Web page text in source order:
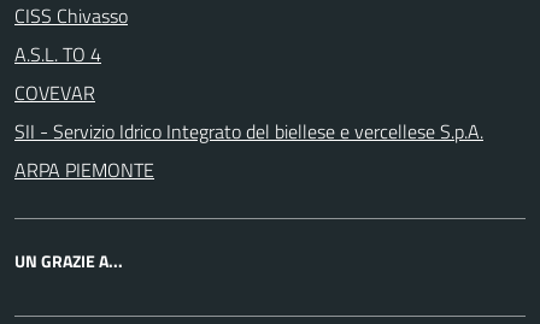
CISS Chivasso
A.S.L. TO 4
COVEVAR
SII - Servizio Idrico Integrato del biellese e vercellese S.p.A.
ARPA PIEMONTE
UN GRAZIE A...